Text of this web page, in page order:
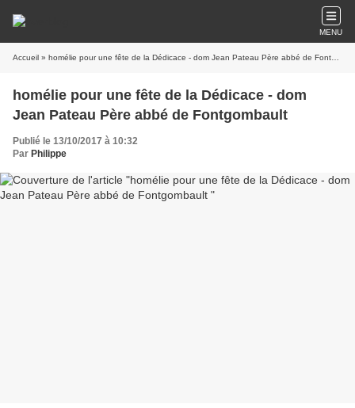
MENU
Accueil » homélie pour une fête de la Dédicace - dom Jean Pateau Père abbé de Fontgombault
homélie pour une fête de la Dédicace - dom
Jean Pateau Père abbé de Fontgombault
Publié le 13/10/2017 à 10:32
Par Philippe